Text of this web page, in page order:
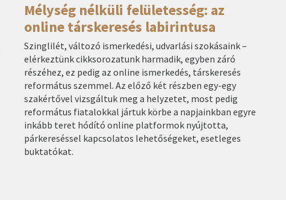
Mélység nélküli felületesség: az
online társkeresés labirintusa
Szinglilét, változó ismerkedési, udvarlási szokásaink –
elérkeztünk cikksorozatunk harmadik, egyben záró
részéhez, ez pedig az online ismerkedés, társkeresés
református szemmel. Az előző két részben egy-egy
szakértővel vizsgáltuk meg a helyzetet, most pedig
református fiatalokkal jártuk körbe a napjainkban egyre
inkább teret hódító online platformok nyújtotta,
párkereséssel kapcsolatos lehetőségeket, esetleges
buktatókat.